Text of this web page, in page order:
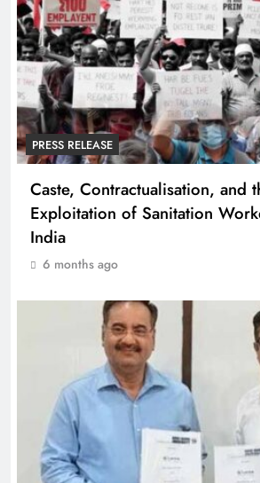
PRESS RELEASE
Caste, Contractualisation, and
Exploitation of Sanitation
India
6 months ago